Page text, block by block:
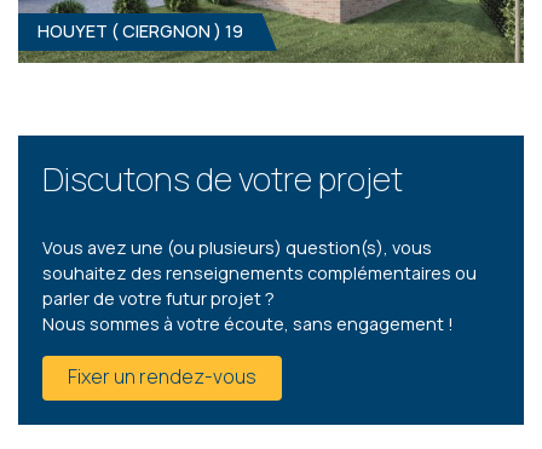
HOUYET ( CIERGNON ) 18
ÀPD 309 000 € HF*
HOUYET ( CIERGNON ) 19
- 1
Clé sur porte
HOUYET ( CIERGNON ) 19
Discutons de votre projet
Vous avez une (ou plusieurs) question(s), vous
souhaitez des renseignements complémentaires ou
parler de votre futur projet ?
Nous sommes à votre écoute, sans engagement !
Fixer un rendez-vous